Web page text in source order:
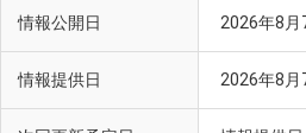
情報公開日 2026年8月
情報提供日 2026年8月